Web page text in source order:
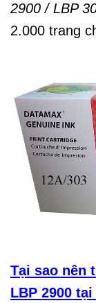
2900 / LBP
2.000 trang
Tại sao nên
LBP 2900